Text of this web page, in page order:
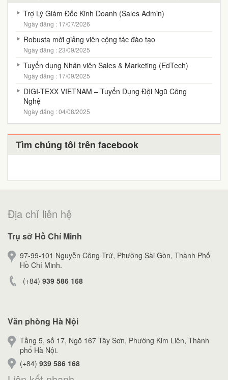
Trợ Lý Giám Đốc Kinh Doanh (Sales Admin)
Ngày đăng : 17/07/2026
Robusta mời giảng viên cộng tác đào tạo
Ngày đăng : 23/09/2025
Tuyển dụng Nhân viên Sales & Marketing (EdTech)
Ngày đăng : 17/09/2025
DIGI-TEXX VIETNAM – Tuyển Dụng Đội Ngũ Công
Nghệ
Ngày đăng : 04/08/2025
Tìm chúng tôi trên facebook
Địa chỉ liên hệ
Trụ sở Hồ Chí Minh
97-99-101 Nguyễn Công Trứ, Phường Sài Gòn, Thành Phố
Hồ Chí Minh.
(+84) 939 586 168
Văn phòng Hà Nội
Tầng 5, số 17, Ngõ 167 Tây Sơn, Phường Kim Liên, Thành
phố Hà Nội.
(+84) 939 586 168